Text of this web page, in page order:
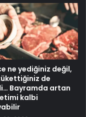
ne yediğiniz değil,
de
Bayramda artan
kalbi